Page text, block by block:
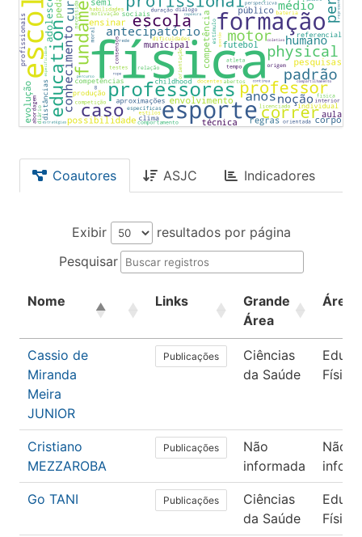
Coautores ASJC Indicadores
Exibir
resultados por página
Pesquisar
Nome Links
Grande
Área
Área
Cassio de
Miranda
Meira
JUNIOR
Publicações
Ciências
da Saúde
Física
Cristiano
MEZZAROBA
Publicações
Não
informada
Não
Go TANI Publicações
Ciências
da Saúde
Física